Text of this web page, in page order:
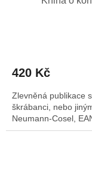
420 Kč
Zlevněná publikace
škrábanci, nebo
Neumann-Cosel,